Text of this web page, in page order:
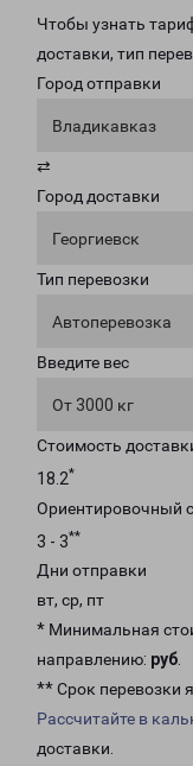
Чтобы узнать
доставки, тип
Город отправки
Владикавказ
⇄
Город доставки
Георгиевск
Тип перевозки
Автоперевозка
Введите вес
От 3000 кг
Стоимость
18.2*
Ориентировочный
3 - 3**
Дни отправки
вт, ср, пт
* Минимальная
направлению: руб.
** Срок перевозки
Рассчитайте в
доставки.